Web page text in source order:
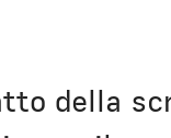
della